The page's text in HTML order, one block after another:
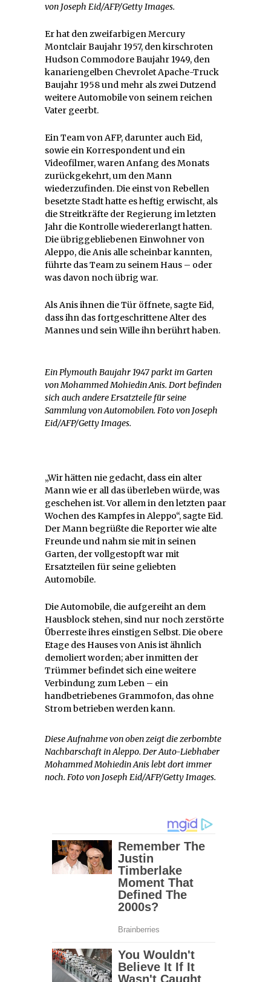
von Joseph Eid/AFP/Getty Images.
Er hat den zweifarbigen Mercury
Montclair Baujahr 1957, den kirschroten
Hudson Commodore Baujahr 1949, den
kanariengelben Chevrolet Apache-Truck
Baujahr 1958 und mehr als zwei Dutzend
weitere Automobile von seinem reichen
Vater geerbt.
Ein Team von AFP, darunter auch Eid,
sowie ein Korrespondent und ein
Videofilmer, waren Anfang des Monats
zurückgekehrt, um den Mann
wiederzufinden. Die einst von Rebellen
besetzte Stadt hatte es heftig erwischt, als
die Streitkräfte der Regierung im letzten
Jahr die Kontrolle wiedererlangt hatten.
Die übriggebliebenen Einwohner von
Aleppo, die Anis alle scheinbar kannten,
führte das Team zu seinem Haus – oder
was davon noch übrig war.
Als Anis ihnen die Tür öffnete, sagte Eid,
dass ihn das fortgeschrittene Alter des
Mannes und sein Wille ihn berührt haben.
Ein Plymouth Baujahr 1947 parkt im Garten
von Mohammed Mohiedin Anis. Dort befinden
sich auch andere Ersatzteile für seine
Sammlung von Automobilen. Foto von Joseph
Eid/AFP/Getty Images.
„Wir hätten nie gedacht, dass ein alter
Mann wie er all das überleben würde, was
geschehen ist. Vor allem in den letzten paar
Wochen des Kampfes in Aleppo“, sagte Eid.
Der Mann begrüßte die Reporter wie alte
Freunde und nahm sie mit in seinen
Garten, der vollgestopft war mit
Ersatzteilen für seine geliebten
Automobile.
Die Automobile, die aufgereiht an dem
Hausblock stehen, sind nur noch zerstörte
Überreste ihres einstigen Selbst. Die obere
Etage des Hauses von Anis ist ähnlich
demoliert worden; aber inmitten der
Trümmer befindet sich eine weitere
Verbindung zum Leben – ein
handbetriebenes Grammofon, das ohne
Strom betrieben werden kann.
Diese Aufnahme von oben zeigt die zerbombte
Nachbarschaft in Aleppo. Der Auto-Liebhaber
Mohammed Mohiedin Anis lebt dort immer
noch. Foto von Joseph Eid/AFP/Getty Images.